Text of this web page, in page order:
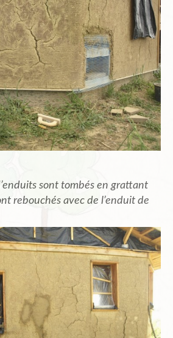
sont tombés en grattant
rebouchés avec de l’enduit de